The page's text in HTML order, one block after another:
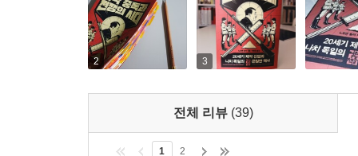
2 3
전체 리뷰 (39)
1 2